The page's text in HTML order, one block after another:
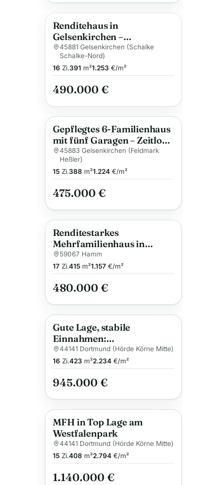
Renditehaus in
Gelsenkirchen –
Kapitalanlage
45881 Gelsenkirchen (Schalke
Schalke-Nord)
16 Zi.391 m²1.253 €/m²
490.000 €
Anzeige
Gepflegtes 6-Familienhaus
mit fünf Garagen – Zeitlos
gute Grundrisse!
45883 Gelsenkirchen (Feldmark
Heßler)
15Zi.388 m²1.224€/m²
475.000 €
Anzeige
Renditestarkes
Mehrfamilienhaus in
Zentrums- und
Bahnhofsnähe
59067 Hamm
17Zi.415m²1.157€/m²
480.000 €
Anzeige
Gute Lage, stabile
Einnahmen:
Mehrfamilienhaus mit 11
Wohnungen – Lage.
Rendite. Perspektive.
44141 Dortmund (Hörde Körne Mitte)
16 Zi.423 m²2.234€/m²
945.000 €
Anzeige
MFH in Top Lage am
Westfalenpark
44141 Dortmund (Hörde Körne Mitte)
15Zi.408 m²2.794€/m²
1.140.000 €